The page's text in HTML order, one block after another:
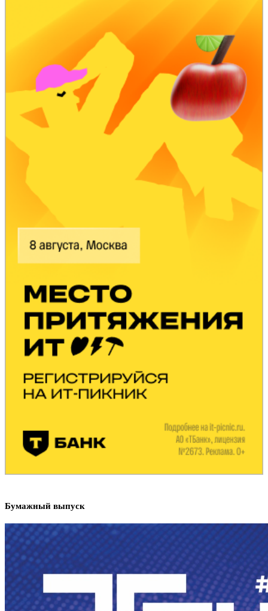
Бумажный выпуск